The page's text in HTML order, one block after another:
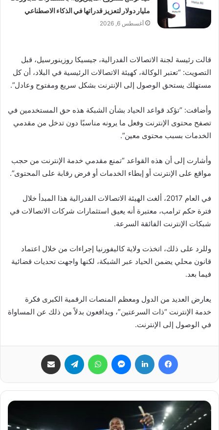
مليار دولار لتعزيز قدراتها في الذكاء الاصطناعي
أغسطس 6, 2026
قالت رئيسة لجنة الاتصالات الفدرالية، جيسيكا روزينورسيل، قبل
التصويت: “تعتبر الوكالة، كهيئة الاتصالات الرئيسية في البلاد، أن كل
مستهلك يستحق الوصول إلى الإنترنت بشكل سريع ومفتوح وعادل”.
وأضافت: “تؤكد قواعد الحياد بشأن الشبكة هذه حق المستخدمين في
تصفح محتوى الإنترنت وفعل ما يرونه مناسبًا دون تدخل من مقدمي
الخدمات بسبب محتوى معين”.
وأشارت إلى أن هذه القواعد “تمنع مقدمي خدمة الإنترنت من حجب
مواقع على الإنترنت أو إبطاء الخدمات أو فرض رقابة على المحتوى”.
في العام 2017، ألغت الهيئة الاتصالات الفدرالية هذا المبدأ خلال
فترة حكم ترامب، معتبرة أنه يعيق استثمارات شركات الاتصالات في
شبكات الإنترنت الفائقة السرعة.
وللرد على ذلك، اتخذت ولاية كاليفورنيا إجراءات من خلال اعتماد
قانون محلي يضمن الحياد عبر الشبكة، لكنها واجهت تحديات قضائية
فيما بعد.
يعارض العديد من الدول ومعظم المنصات الرقمية الكبرى فكرة
خدمة الإنترنت “ذات السرعتين”، ويدافعون بدلاً من ذلك عن المساواة
في الوصول إلى الإنترنت.
فيسبوك لينكدإن ماسنجر واتساب تيلقرام